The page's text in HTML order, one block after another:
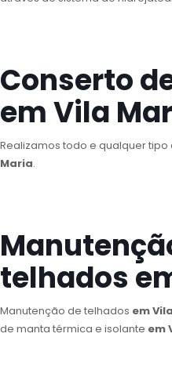
Conserto
em Vila
Realizamos todo e qualquer
Maria.
telhados
Manutenção de telhados em
de manta térmica e isolante em